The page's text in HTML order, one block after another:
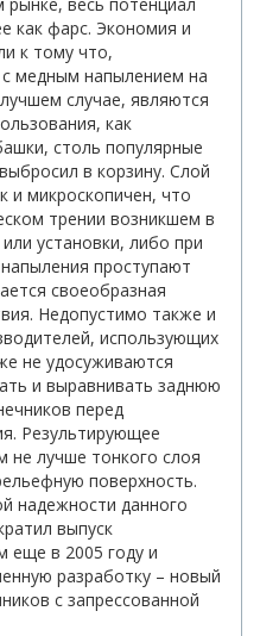
как фарс. Экономия и
к тому что,
медным напылением на
случае, являются
как
столь популярные
в корзину. Слой
и микроскопичен, что
трении возникшем в
установки, либо при
проступают
своеобразная
Недопустимо также и
использующих
не удосуживаются
и выравнивать заднюю
перед
Результирующее
не лучше тонкого слоя
поверхность.
надежности данного
выпуск
еще в 2005 году и
разработку – новый
с запрессованной